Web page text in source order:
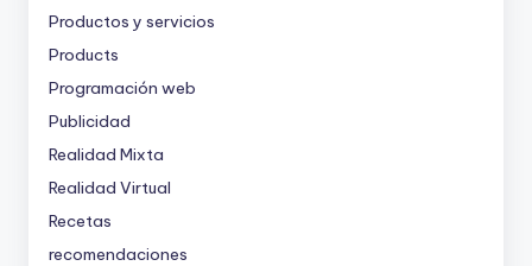
Productos y servicios
Products
Programación web
Publicidad
Realidad Mixta
Realidad Virtual
Recetas
recomendaciones